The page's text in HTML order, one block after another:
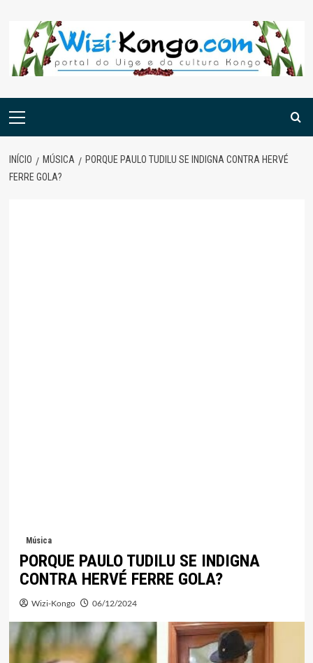
content
Menu
INÍCIO MÚSICA
PORQUE PAULO TUDILU SE INDIGNA CONTRA HERVÉ
FERRE GOLA?
Música
PORQUE PAULO TUDILU SE INDIGNA
CONTRA HERVÉ FERRE GOLA?
Wizi-Kongo 06/12/2024